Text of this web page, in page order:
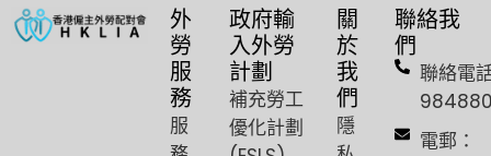
外
勞
服
務
服
政府輸
入外勞
計劃
補充勞工
優化計劃
關
於
我
們
隱
聯絡我
們
聯絡電
電郵：